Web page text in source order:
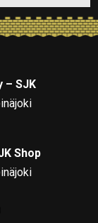
– SJK
Shop